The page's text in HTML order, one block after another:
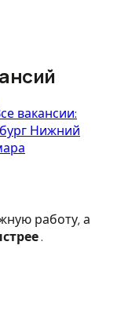
вакансии:
Нижний
работу, а
.